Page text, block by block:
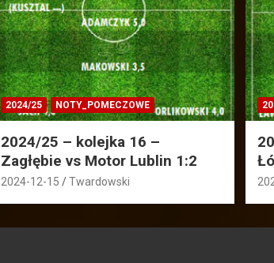
2024/25 NOTY_POMECZOWE
2024/25 – kolejka 16 –
Zagłębie vs Motor Lublin 1:2
2024-12-15 Twardowski